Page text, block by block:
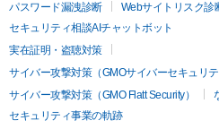
パスワード漏洩診断
Webサイトリスク診
セキュリティ相談AIチャットボット
実在証明・盗聴対策
サイバー攻撃対策（GMOサイバーセキュリテ
サイバー攻撃対策（GMO Flatt Security）
セキュリティ事業の軌跡